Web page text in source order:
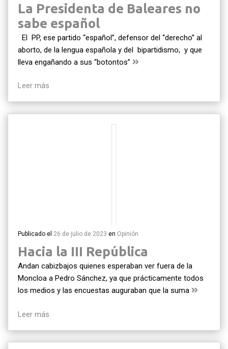
La Presidenta de Baleares no
sabe español
El PP, ese partido “español”, defensor del “derecho” al
aborto, de la lengua española y del bipartidismo, y que
lleva engañando a sus “botontos”
Leer más
Publicado el 26 de julio de 2023 en Opinión
Hacia la III República
Andan cabizbajos quienes esperaban ver fuera de la
Moncloa a Pedro Sánchez, ya que prácticamente todos
los medios y las encuestas auguraban que la suma
Leer más